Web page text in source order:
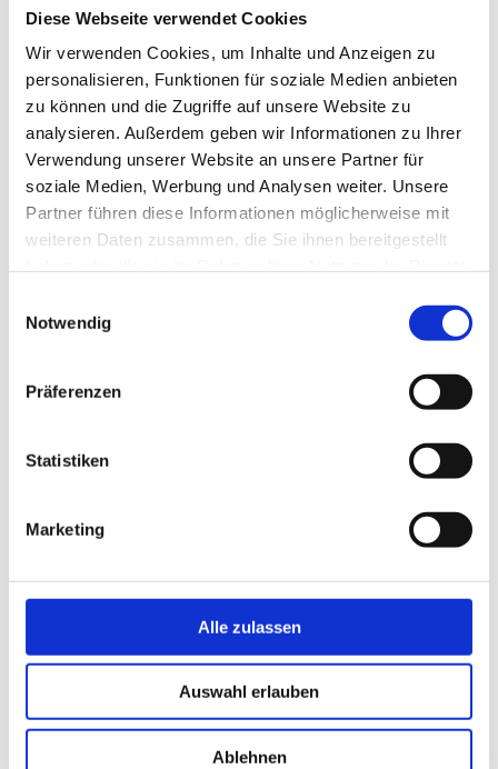
Diese Webseite verwendet Cookies
Wir verwenden Cookies, um Inhalte und Anzeigen zu
personalisieren, Funktionen für soziale Medien anbieten
zu können und die Zugriffe auf unsere Website zu
analysieren. Außerdem geben wir Informationen zu Ihrer
Verwendung unserer Website an unsere Partner für
soziale Medien, Werbung und Analysen weiter. Unsere
Partner führen diese Informationen möglicherweise mit
weiteren Daten zusammen, die Sie ihnen bereitgestellt
Notwendig
Präferenzen
Statistiken
Marketing
Alle zulassen
Auswahl erlauben
Ablehnen
Mail:
info@tls-nms.de
Ansprechpartner Schulbüro
Wegweiser
Öffnungszeiten